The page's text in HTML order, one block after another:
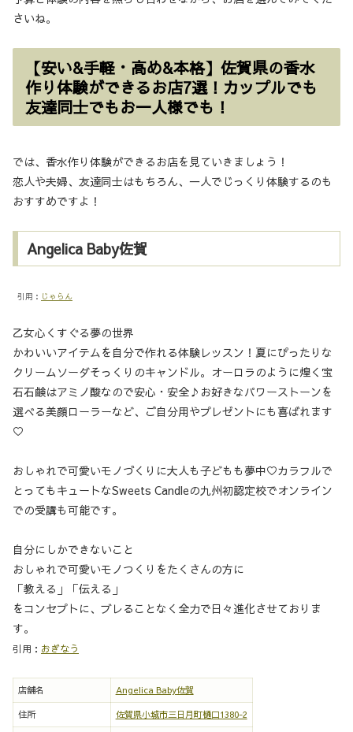
さいね。
【安い&手軽・高め&本格】佐賀県の香水
作り体験ができるお店7選！カップルでも
友達同士でもお一人様でも！
では、香水作り体験ができるお店を見ていきましょう！
恋人や夫婦、友達同士はもちろん、一人でじっくり体験するのも
おすすめですよ！
Angelica Baby佐賀
引用： じゃらん
乙女心くすぐる夢の世界
かわいいアイテムを自分で作れる体験レッスン！夏にぴったりな
クリームソーダそっくりのキャンドル。オーロラのように煌く宝
石石鹸はアミノ酸なので安心・安全♪お好きなパワーストーンを
選べる美顔ローラーなど、ご自分用やプレゼントにも喜ばれます
♡
おしゃれで可愛いモノづくりに大人も子どもも夢中♡カラフルで
とってもキュートなSweets Candleの九州初認定校でオンライン
での受講も可能です。
自分にしかできないこと
おしゃれで可愛いモノつくりをたくさんの方に
「教える」「伝える」
をコンセプトに、ブレることなく全力で日々進化させておりま
す。
引用： おぎなう
店舗名 Angelica Baby佐賀
住所 佐賀県小城市三日月町樋口1380-2